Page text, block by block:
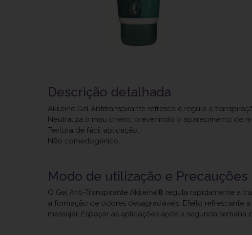
Descrição detalhada
Akileïne Gel Antitranspirante refresca e regula a
Neutraliza o mau cheiro, prevenindo o aparecimento de
Textura de fácil aplicação.
Não comedogénico.
Modo de utilização e Precauções
O Gel Anti-Transpirante Akileïne® regula rapidamente a
a formação de odores desagradáveis. Efeito refrescante
massajar. Espaçar as aplicações após a segunda semana